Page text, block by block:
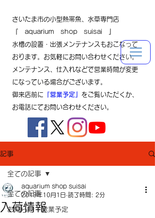
さいたま市の小型熱帯魚、水草専門店
『 aquarium shop suisai 』
水槽の設置・出張メンテナンスもおこなって
おります。お気軽にお問い合わせください。
メンテナンス、仕入れなどで営業時間が変更
になっている場合がございます。
御来店前に 『営業予定』 をご覧いただくか、
お電話にてお問い合わせください。
記事
全ての記事
お知らせ・営業予定
全ての記事
入荷情報
aquarium shop suisai
2019年10月1日 読了時間: 2分